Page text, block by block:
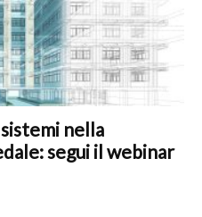
nella
segui il webinar